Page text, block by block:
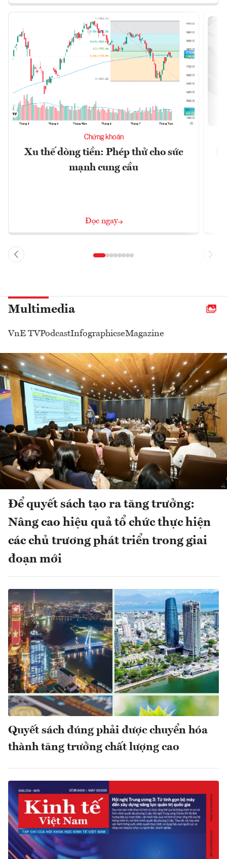
Chứng khoán
Xu thế dòng tiền: Phép thử cho sức
mạnh cung cầu
Đọc ngay
Multimedia
VnE TVPodcastInfographicseMagazine
Để quyết sách tạo ra tăng trưởng:
Nâng cao hiệu quả tổ chức thực hiện
các chủ trương phát triển trong giai
đoạn mới
Quyết sách đúng phải được chuyển hóa
thành tăng trưởng chất lượng cao